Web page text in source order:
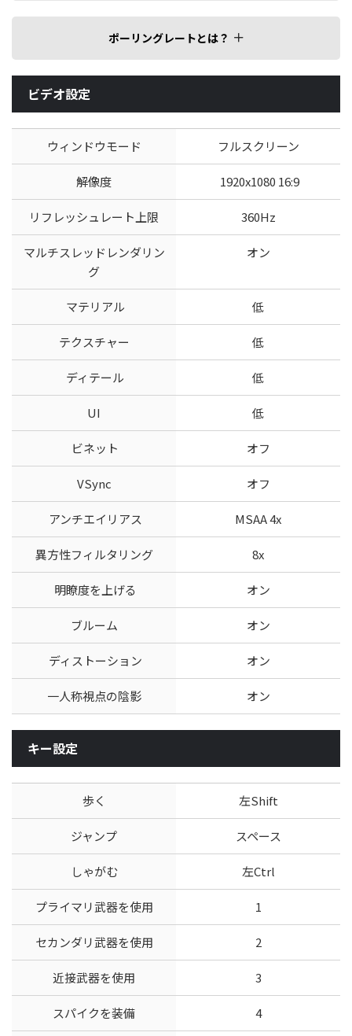
ポーリングレートとは？
ビデオ設定
ウィンドウモード フルスクリーン
解像度 1920x1080 16:9
リフレッシュレート上限 360Hz
マルチスレッドレンダリン
グ
オン
マテリアル 低
テクスチャー 低
ディテール 低
UI 低
ビネット オフ
VSync オフ
アンチエイリアス MSAA 4x
異方性フィルタリング 8x
明瞭度を上げる オン
ブルーム オン
ディストーション オン
一人称視点の陰影 オン
キー設定
歩く 左Shift
ジャンプ スペース
しゃがむ 左Ctrl
プライマリ武器を使用 1
セカンダリ武器を使用 2
近接武器を使用 3
スパイクを装備 4